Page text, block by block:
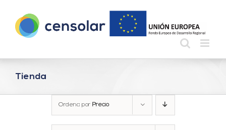
contenido
Tienda
Ordena por Precio